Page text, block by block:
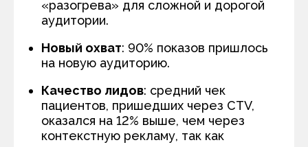
«разогрева» для сложной и дорогой
аудитории.
Новый охват: 90% показов пришлось
на новую аудиторию.
Качество лидов: средний чек
пациентов, пришедших через CTV,
оказался на 12% выше, чем через
контекстную рекламу, так как